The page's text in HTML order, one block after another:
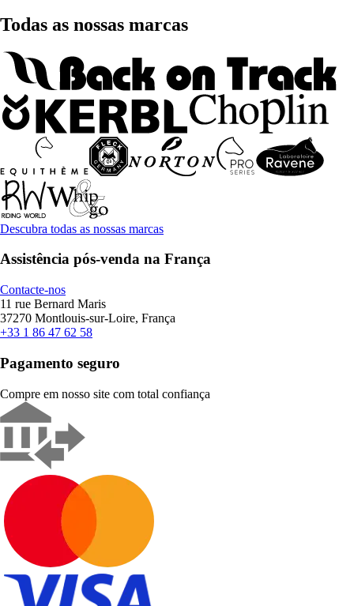
Todas as nossas marcas
Descubra todas as nossas marcas
Assistência pós-venda na França
Contacte-nos
11 rue Bernard Maris
37270 Montlouis-sur-Loire, França
+33 1 86 47 62 58
Pagamento seguro
Compre em nosso site com total confiança